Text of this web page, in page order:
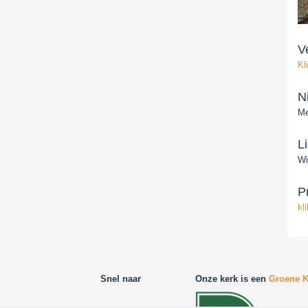
Snel naar Onze kerk is een Groene